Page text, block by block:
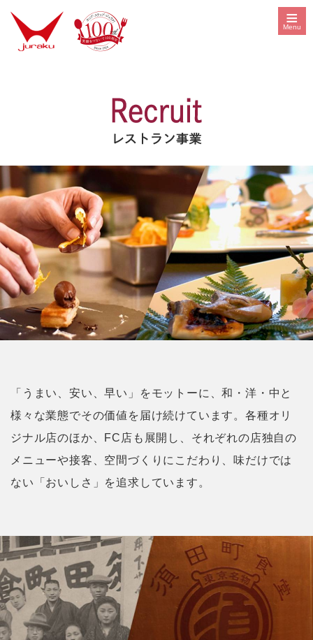
≡
Menu
「うまい、安い、早い」をモットーに、和・洋・中と
様々な業態でその価値を届け続けています。各種オリ
ジナル店のほか、FC店も展開し、それぞれの店独自の
メニューや接客、空間づくりにこだわり、味だけでは
ない「おいしさ」を追求しています。